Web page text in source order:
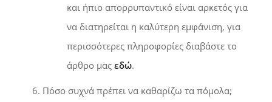
και ήπιο απορρυπαντικό είναι αρκετός για
να διατηρείται η καλύτερη εμφάνιση, για
περισσότερες πληροφορίες διαβάστε το
άρθρο μας εδώ.
Πόσο συχνά πρέπει να καθαρίζω τα πόμολα;